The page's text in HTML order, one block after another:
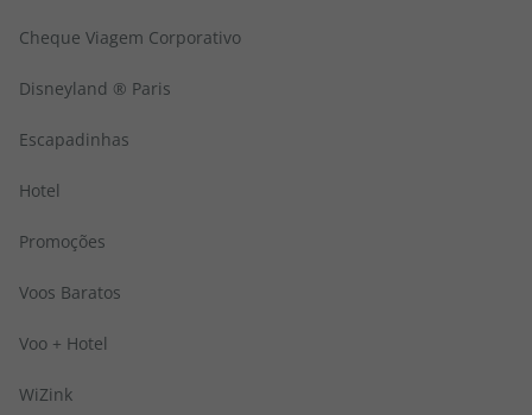
Cheque Viagem Corporativo
Disneyland ® Paris
Escapadinhas
Hotel
Promoções
Voos Baratos
Voo + Hotel
WiZink